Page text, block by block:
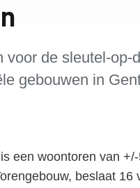
voor de sleutel-op-
gebouwen in
een woontoren van
beslaat 16